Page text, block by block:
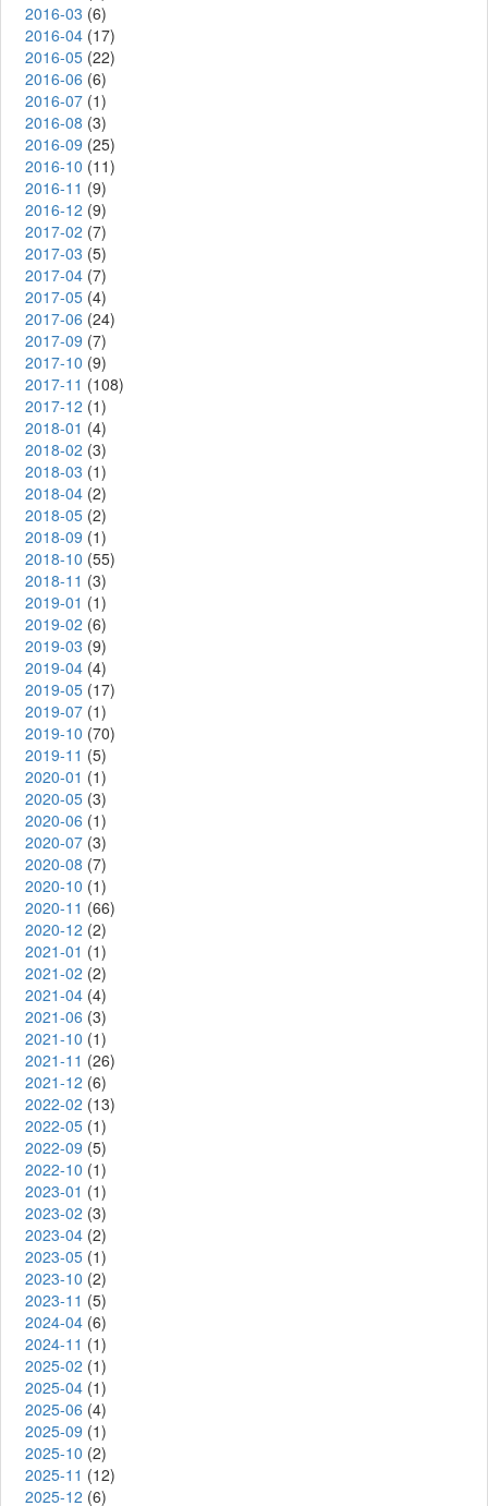
2016-03 (6)
2016-04 (17)
2016-05 (22)
2016-06 (6)
2016-07 (1)
2016-08 (3)
2016-09 (25)
2016-10 (11)
2016-11 (9)
2016-12 (9)
2017-02 (7)
2017-03 (5)
2017-04 (7)
2017-05 (4)
2017-06 (24)
2017-09 (7)
2017-10 (9)
2017-11 (108)
2017-12 (1)
2018-01 (4)
2018-02 (3)
2018-03 (1)
2018-04 (2)
2018-05 (2)
2018-09 (1)
2018-10 (55)
2018-11 (3)
2019-01 (1)
2019-02 (6)
2019-03 (9)
2019-04 (4)
2019-05 (17)
2019-07 (1)
2019-10 (70)
2019-11 (5)
2020-01 (1)
2020-05 (3)
2020-06 (1)
2020-07 (3)
2020-08 (7)
2020-10 (1)
2020-11 (66)
2020-12 (2)
2021-01 (1)
2021-02 (2)
2021-04 (4)
2021-06 (3)
2021-10 (1)
2021-11 (26)
2021-12 (6)
2022-02 (13)
2022-05 (1)
2022-09 (5)
2022-10 (1)
2023-01 (1)
2023-02 (3)
2023-04 (2)
2023-05 (1)
2023-10 (2)
2023-11 (5)
2024-04 (6)
2024-11 (1)
2025-02 (1)
2025-04 (1)
2025-06 (4)
2025-09 (1)
2025-10 (2)
2025-11 (12)
2025-12 (6)